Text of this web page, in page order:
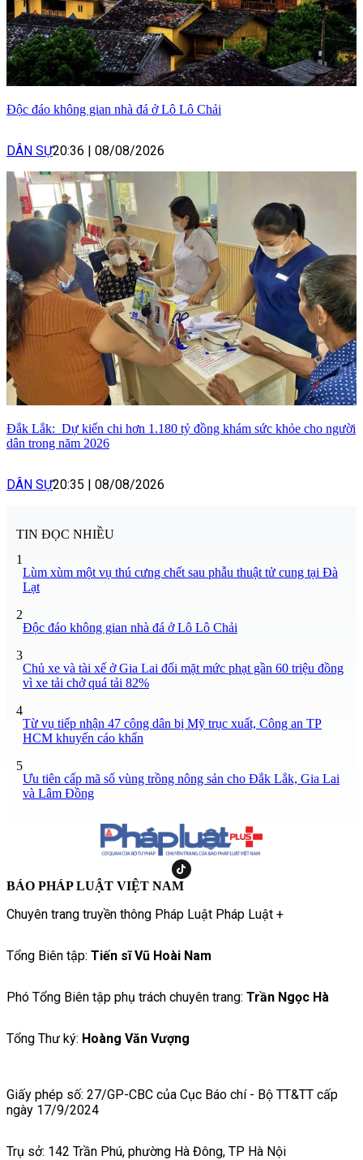
Độc đáo không gian nhà đá ở Lô Lô Chải
DÂN SỰ20:36 08/08/2026
Đắk Lắk: Dự kiến chi hơn 1.180 tỷ đồng khám sức khỏe cho người
dân trong năm 2026
DÂN SỰ20:35 08/08/2026
TIN ĐỌC NHIỀU
1
Lùm xùm một vụ thú cưng chết sau phẫu thuật tử cung tại Đà
Lạt
2
Độc đáo không gian nhà đá ở Lô Lô Chải
3
Chủ xe và tài xế ở Gia Lai đối mặt mức phạt gần 60 triệu đồng
vì xe tải chở quá tải 82%
4
Từ vụ tiếp nhận 47 công dân bị Mỹ trục xuất, Công an TP
HCM khuyến cáo khẩn
5
Ưu tiên cấp mã số vùng trồng nông sản cho Đắk Lắk, Gia Lai
và Lâm Đồng
BÁO PHÁP LUẬT VIỆT NAM
Chuyên trang truyền thông Pháp Luật Pháp Luật +
Tổng Biên tập: Tiến sĩ Vũ Hoài Nam
Phó Tổng Biên tập phụ trách chuyên trang: Trần Ngọc Hà
Tổng Thư ký: Hoàng Văn Vượng
Giấy phép số: 27/GP-CBC của Cục Báo chí - Bộ TT&TT cấp
ngày 17/9/2024
Trụ sở: 142 Trần Phú, phường Hà Đông, TP Hà Nội